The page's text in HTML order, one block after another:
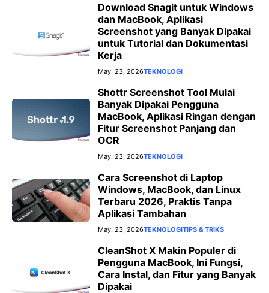
Download Snagit untuk Windows
dan MacBook, Aplikasi
Screenshot yang Banyak Dipakai
untuk Tutorial dan Dokumentasi
Kerja
May. 23, 2026TEKNOLOGI
Shottr Screenshot Tool Mulai
Banyak Dipakai Pengguna
MacBook, Aplikasi Ringan dengan
Fitur Screenshot Panjang dan
OCR
May. 23, 2026TEKNOLOGI
Cara Screenshot di Laptop
Windows, MacBook, dan Linux
Terbaru 2026, Praktis Tanpa
Aplikasi Tambahan
May. 23, 2026TEKNOLOGITIPS & TRIKS
CleanShot X Makin Populer di
Pengguna MacBook, Ini Fungsi,
Cara Instal, dan Fitur yang Banyak
Dipakai